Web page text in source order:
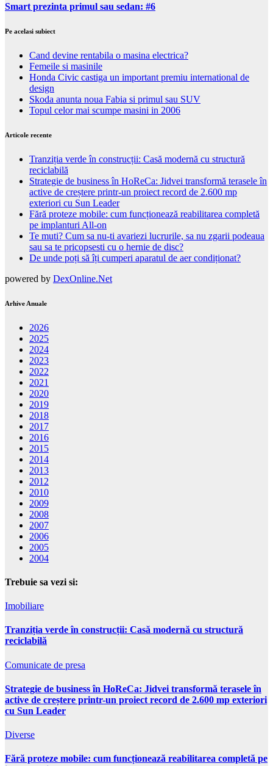
Smart prezinta primul sau sedan: #6
Pe acelasi subiect
Cand devine rentabila o masina electrica?
Femeile si masinile
Honda Civic castiga un important premiu international de
design
Skoda anunta noua Fabia si primul sau SUV
Topul celor mai scumpe masini in 2006
Articole recente
Tranziția verde în construcții: Casă modernă cu structură
reciclabilă
Strategie de business în HoReCa: Jidvei transformă terasele în
active de creștere printr-un proiect record de 2.600 mp
exteriori cu Sun Leader
Fără proteze mobile: cum funcționează reabilitarea completă
pe implanturi All-on
Te muti? Cum sa nu-ti avariezi lucrurile, sa nu zgarii podeaua
sau sa te pricopsesti cu o hernie de disc?
De unde poți să îți cumperi aparatul de aer condiționat?
powered by DexOnline.Net
Arhive Anuale
2026
2025
2024
2023
2022
2021
2020
2019
2018
2017
2016
2015
2014
2013
2012
2010
2009
2008
2007
2006
2005
2004
Trebuie sa vezi si:
Imobiliare
Tranziția verde în construcții: Casă modernă cu structură
reciclabilă
Comunicate de presa
Strategie de business în HoReCa: Jidvei transformă terasele în
active de creștere printr-un proiect record de 2.600 mp exteriori
cu Sun Leader
Diverse
Fără proteze mobile: cum funcționează reabilitarea completă pe